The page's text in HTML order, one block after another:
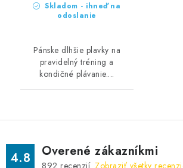
Skladom - ihneď na
odoslanie
Pánske dlhšie plavky na
pravidelný tréning a
kondičné plávanie....
4.8 Overené zákazníkmi
892 recenzií. Zobraziť všetky